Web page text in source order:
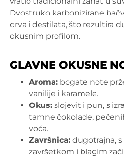
Dvostruko karbonizirane
drva i destilata, što rezultira
okusnim profilom.
GLAVNE OKUSNE
Aroma: bogate note
vanilije i karamele.
Okus: slojevit i pun, s
tamne čokolade,
voća.
Završnica: dugotrajna,
završetkom i blagim